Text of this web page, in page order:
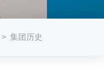
> 集团历史